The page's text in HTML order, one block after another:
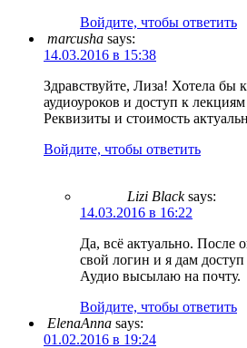
Войдите, чтобы ответить
marcusha says:
14.03.2016 в 15:38
Здравствуйте, Лиза! Хотела бы
аудиоуроков и доступ к
Реквизиты и стоимость
Войдите, чтобы ответить
Lizi Black says:
14.03.2016 в 16:22
Да, всё актуально. После
свой логин и я дам
Аудио высылаю на почту.
Войдите, чтобы ответить
ElenaAnna says:
01.02.2016 в 19:24